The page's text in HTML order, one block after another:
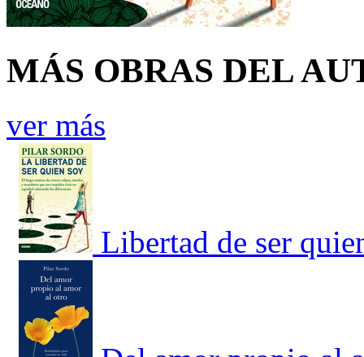
MÁS OBRAS DEL
ver más
Libertad de ser